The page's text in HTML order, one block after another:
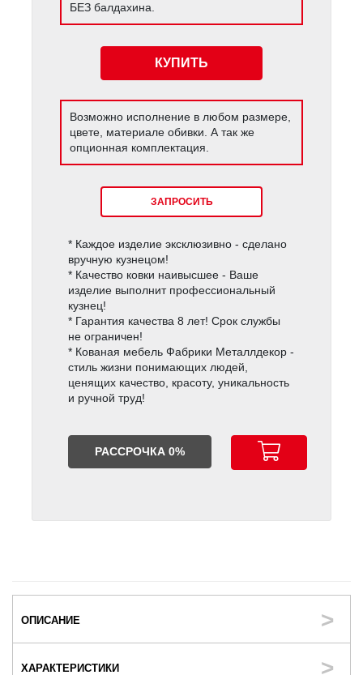
БЕЗ балдахина.
КУПИТЬ
Возможно исполнение в любом размере,
цвете, материале обивки. А так же
опционная комплектация.
ЗАПРОСИТЬ
* Каждое изделие эксклюзивно - сделано
вручную кузнецом!
* Качество ковки наивысшее - Ваше
изделие выполнит профессиональный
кузнец!
* Гарантия качества 8 лет! Срок службы
не ограничен!
* Кованая мебель Фабрики Металлдекор -
стиль жизни понимающих людей,
ценящих качество, красоту, уникальность
и ручной труд!
РАССРОЧКА 0%
ОПИСАНИЕ
ХАРАКТЕРИСТИКИ